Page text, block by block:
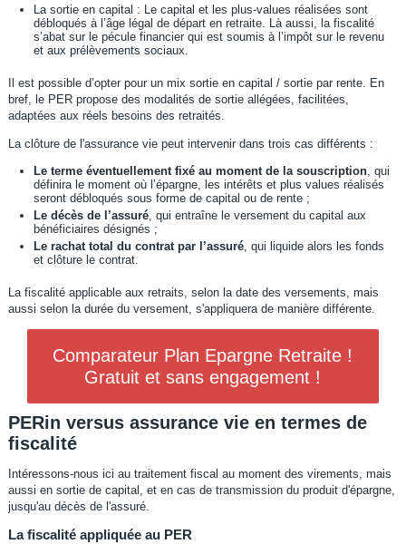
La sortie en capital : Le capital et les plus-values réalisées sont
débloqués à l’âge légal de départ en retraite. Là aussi, la fiscalité
s’abat sur le pécule financier qui est soumis à l’impôt sur le revenu
et aux prélèvements sociaux.
Il est possible d’opter pour un mix sortie en capital / sortie par rente. En
bref, le PER propose des modalités de sortie allégées, facilitées,
adaptées aux réels besoins des retraités.
La clôture de l'assurance vie peut intervenir dans trois cas différents :
Le terme éventuellement fixé au moment de la souscription, qui
définira le moment où l’épargne, les intérêts et plus values réalisés
seront débloqués sous forme de capital ou de rente ;
Le décès de l’assuré, qui entraîne le versement du capital aux
bénéficiaires désignés ;
Le rachat total du contrat par l’assuré, qui liquide alors les fonds
et clôture le contrat.
La fiscalité applicable aux retraits, selon la date des versements, mais
aussi selon la durée du versement, s'appliquera de manière différente.
Comparateur Plan Epargne Retraite !
Gratuit et sans engagement !
PERin versus assurance vie en termes de
fiscalité
Intéressons-nous ici au traitement fiscal au moment des virements, mais
aussi en sortie de capital, et en cas de transmission du produit d'épargne,
jusqu'au décès de l'assuré.
La fiscalité appliquée au PER